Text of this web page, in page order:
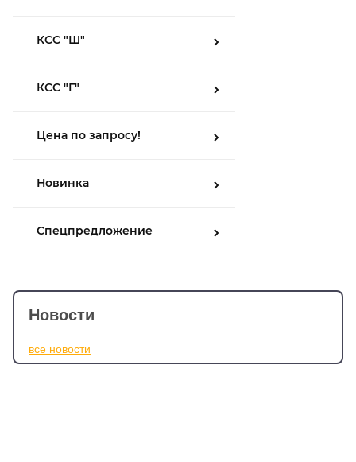
КСС "Ш"
КСС "Г"
Цена по запросу!
Новинка
Спецпредложение
Новости
все новости